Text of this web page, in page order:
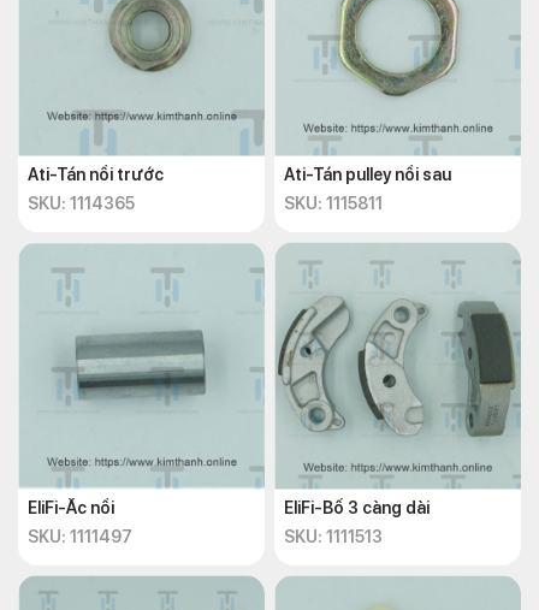
Ati-Tán nồi trước
SKU: 1114365
Ati-Tán pulley nồi sau
SKU: 1115811
EliFi-Ắc nồi
SKU: 1111497
EliFi-Bố 3 càng dài
SKU: 1111513